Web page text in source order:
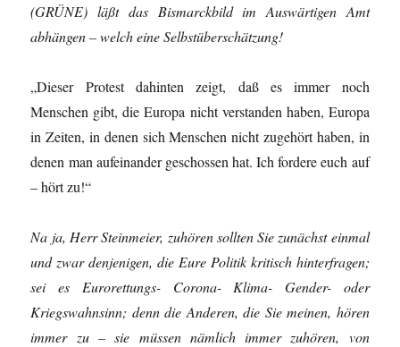
(GRÜNE) läßt das Bismarckbild im Auswärtigen Amt
abhängen – welch eine Selbstüberschätzung!
„Dieser Protest dahinten zeigt, daß es immer noch
Menschen gibt, die Europa nicht verstanden haben, Europa
in Zeiten, in denen sich Menschen nicht zugehört haben, in
denen man aufeinander geschossen hat. Ich fordere euch auf
– hört zu!“
Na ja, Herr Steinmeier, zuhören sollten Sie zunächst einmal
und zwar denjenigen, die Eure Politik kritisch hinterfragen;
sei es Eurorettungs- Corona- Klima- Gender- oder
Kriegswahnsinn; denn die Anderen, die Sie meinen, hören
immer zu – sie müssen nämlich immer zuhören, von